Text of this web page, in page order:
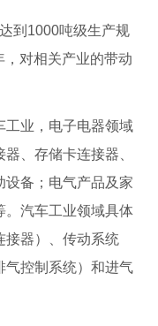
到1000吨级生产规
对相关产业的带动
业，电子电器领域
、存储卡连接器、
设备；电气产品及家
。汽车工业领域具体
接器）、传动系统
气控制系统）和进气